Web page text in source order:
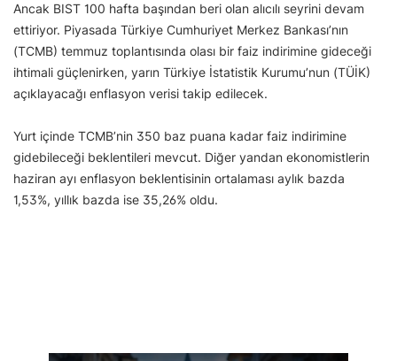
Ancak BIST 100 hafta başından beri olan alıcılı seyrini devam
ettiriyor. Piyasada Türkiye Cumhuriyet Merkez Bankası’nın
(TCMB) temmuz toplantısında olası bir faiz indirimine gideceği
ihtimali güçlenirken, yarın Türkiye İstatistik Kurumu’nun (TÜİK)
açıklayacağı enflasyon verisi takip edilecek.
Yurt içinde TCMB’nin 350 baz puana kadar faiz indirimine
gidebileceği beklentileri mevcut. Diğer yandan ekonomistlerin
haziran ayı enflasyon beklentisinin ortalaması aylık bazda
1,53%, yıllık bazda ise 35,26% oldu.